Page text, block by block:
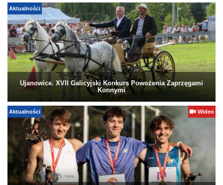
Aktualności
Ujanowice. XVII Galicyjski Konkurs Powożenia Zaprzęgami
Konnymi
Aktualności Wideo